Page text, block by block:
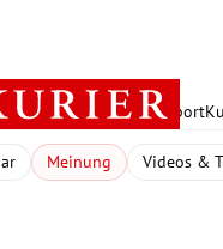
PolitikWirtschaft Sport
Meinung Videos &